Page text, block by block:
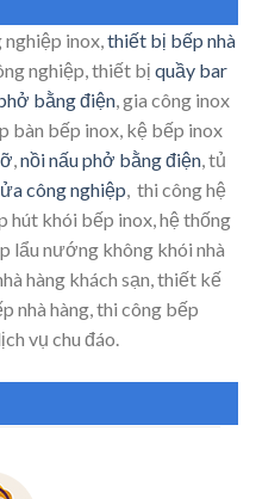
inox, thiết bị bếp nhà
nghiệp, thiết bị quầy bar
bằng điện , gia công inox
bàn bếp inox, kệ bếp inox
nồi nấu phở bằng điện , tủ
công nghiệp , thi công hệ
hút khói bếp inox, hệ thống
lẩu nướng không khói nhà
hàng khách sạn, thiết kế
nhà hàng, thi công bếp
vụ chu đáo.